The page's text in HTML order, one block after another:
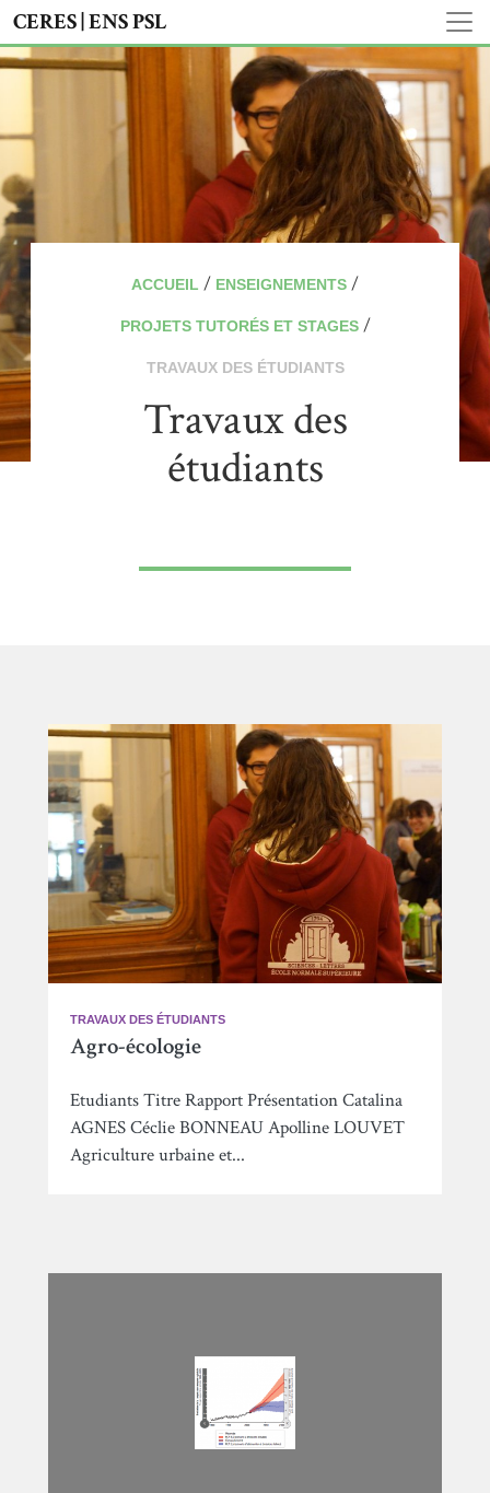
CERES | ENS PSL
ACCUEIL / ENSEIGNEMENTS /
PROJETS TUTORÉS ET STAGES/
TRAVAUX DES ÉTUDIANTS
Travaux des
étudiants
TRAVAUX DES ÉTUDIANTS
Agro-écologie
Etudiants Titre Rapport Présentation Catalina
AGNES Céclie BONNEAU Apolline LOUVET
Agriculture urbaine et...